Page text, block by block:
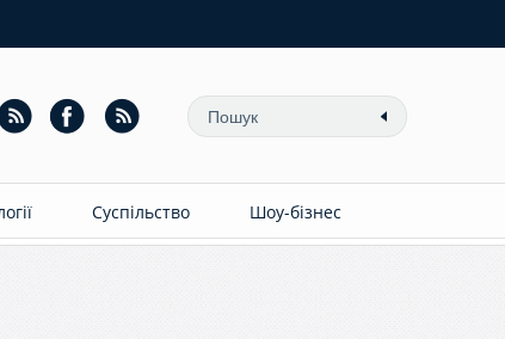
Суспільство Шоу-бізнес